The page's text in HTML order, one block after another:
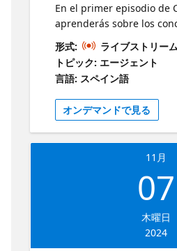
En el primer episodio de
aprenderás sobre los
la programación en la
qué son las nubes
híbridas, los beneficios y
servicios, como IaaS,
y cómo usar Azure para
aplicaciones. Objetivos:
conceptos
programación en la
nubes públicas, privadas
Identificar los beneficios
tipos de servicios en la
aplicaciones. Recursos
形式:
ライブストリーム
トピック: エージェント
言語: スペイン語
オンデマンドで見る
11月
07
木曜日
2024